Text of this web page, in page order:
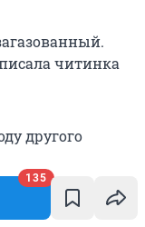
135
читинка
другого
чем в других